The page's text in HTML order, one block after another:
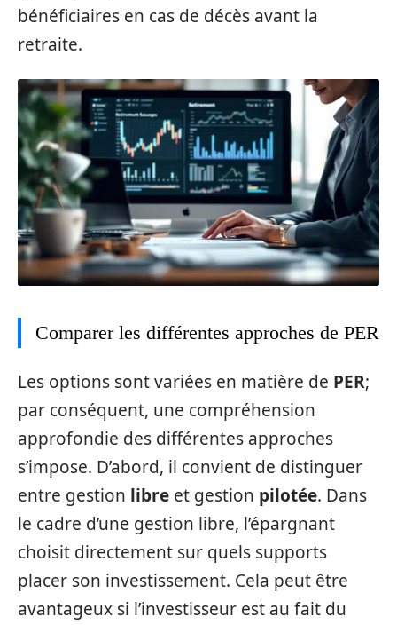
bénéficiaires en cas de décès avant la
retraite.
Comparer les différentes approches de PER
Les options sont variées en matière de PER;
par conséquent, une compréhension
approfondie des différentes approches
s’impose. D’abord, il convient de distinguer
entre gestion libre et gestion pilotée. Dans
le cadre d’une gestion libre, l’épargnant
choisit directement sur quels supports
placer son investissement. Cela peut être
avantageux si l’investisseur est au fait du